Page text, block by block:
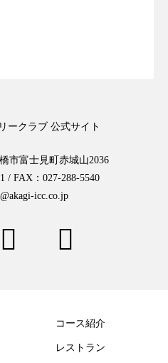
市富士見町赤城山2036
/ FAX：027-288-5540
icc.co.jp
コース紹介
レストラン